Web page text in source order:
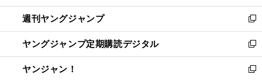
開
く
ウ
で
開
く
ン
ド
ウ
で
開
く
ウ
ィ
ン
ド
ウ
で
週刊ヤングジャンプ
新
し
い
ウ
ィ
ヤングジャンプ定期購読デジタル
新
し
い
ヤンジャン！
新